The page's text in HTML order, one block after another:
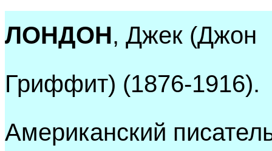
ЛОНДОН, Джек (Джон
Гриффит) (1876-1916).
Американский